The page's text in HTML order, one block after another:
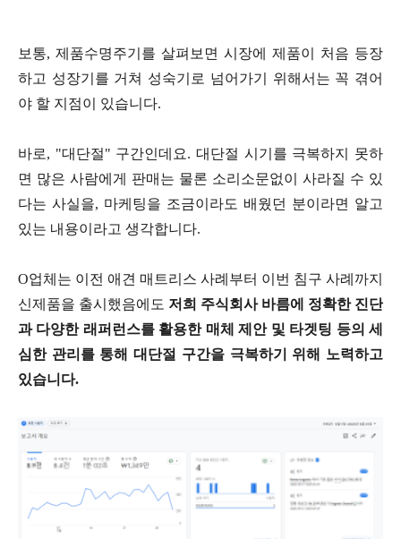
보통, 제품수명주기를 살펴보면 시장에 제품이 처음 등장
하고 성장기를 거쳐 성숙기로 넘어가기 위해서는 꼭 겪어
야 할 지점이 있습니다.
바로, "대단절" 구간인데요. 대단절 시기를 극복하지 못하
면 많은 사람에게 판매는 물론 소리소문없이 사라질 수 있
다는 사실을, 마케팅을 조금이라도 배웠던 분이라면 알고
있는 내용이라고 생각합니다.
O업체는 이전 애견 매트리스 사례부터 이번 침구 사례까지
신제품을 출시했음에도 저희 주식회사 바름에 정확한 진단
과 다양한 래퍼런스를 활용한 매체 제안 및 타겟팅 등의 세
심한 관리를 통해 대단절 구간을 극복하기 위해 노력하고
있습니다.